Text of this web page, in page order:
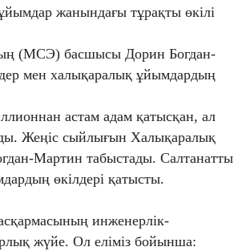
жанындағы тұрақты өкілі
(МСЭ) басшысы Дорин Богдан-
мен халықаралық ұйымдардың
астам адам қатысқан, ал
Жеңіс сыйлығын Халықаралық
Мартин табыстады. Салтанатты
өкілдері қатысты.
инженерлік-
жүйе. Ол еліміз бойынша: